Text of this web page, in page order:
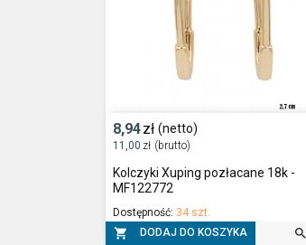
8,94zł (netto)
11,00 zł (brutto)
Kolczyki Xuping pozłacane 18k -
MF122772
Dostępność: 34 szt.
 DODAJ DO KOSZYKA 